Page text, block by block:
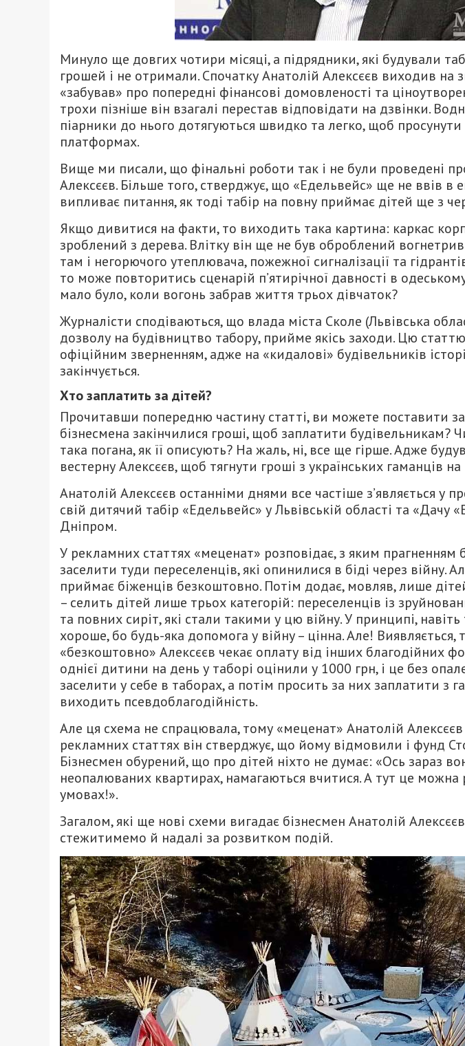
Минуло ще довгих чотири місяці, а підрядники, які будували
грошей і не отримали. Спочатку Анатолій Алексєєв виходив на
«забував» про попередні фінансові домовленості та
трохи пізніше він взагалі перестав відповідати на дзвінки.
піарники до нього дотягуються швидко та легко, щоб просунути
платформах.
Вище ми писали, що фінальні роботи так і не були проведені
Алексєєв. Більше того, стверджує, що «Едельвейс» ще не ввів в
випливає питання, як тоді табір на повну приймає дітей ще з
Якщо дивитися на факти, то виходить така картина: каркас
зроблений з дерева. Влітку він ще не був оброблений
там і негорючого утеплювача, пожежної сигналізації та
то може повторитись сценарій п’ятирічної давності в
мало було, коли вогонь забрав життя трьох дівчаток?
Журналісти сподіваються, що влада міста Сколе (Львівська
дозволу на будівництво табору, прийме якісь заходи. Цю
офіційним зверненням, адже на «кидалові» будівельників
закінчується.
Хто заплатить за дітей?
Прочитавши попередню частину статті, ви можете поставити
бізнесмена закінчилися гроші, щоб заплатити будівельникам?
така погана, як її описують? На жаль, ні, все ще гірше. Адже
вестерну Алексєєв, щоб тягнути гроші з українських гаманців
Анатолій Алексєєв останніми днями все частіше з’являється у
свій дитячий табір «Едельвейс» у Львівській області та «Дачу
Дніпром.
У рекламних статтях «меценат» розповідає, з яким прагненням
заселити туди переселенців, які опинилися в біді через війну.
приймає біженців безкоштовно. Потім додає, мовляв, лише
– селить дітей лише трьох категорій: переселенців із
та повних сиріт, які стали такими у цю війну. У принципі,
хороше, бо будь-яка допомога у війну – цінна. Але! Виявляється,
«безкоштовно» Алексєєв чекає оплату від інших благодійних
однієї дитини на день у таборі оцінили у 1000 грн, і це без
заселити у себе в таборах, а потім просить за них заплатити з
виходить псевдоблагодійність.
Але ця схема не спрацювала, тому «меценат» Анатолій
рекламних статтях він стверджує, що йому відмовили і фунд
Бізнесмен обурений, що про дітей ніхто не думає: «Ось зараз
неопалюваних квартирах, намагаються вчитися. А тут це
умовах!».
Загалом, які ще нові схеми вигадає бізнесмен Анатолій
стежитимемо й надалі за розвитком подій.